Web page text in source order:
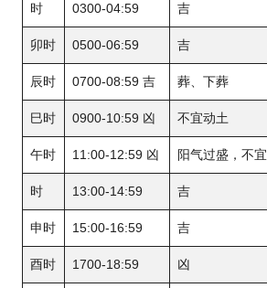
时 0300-04:59 吉
卯时 0500-06:59 吉
辰时 0700-08:59 吉 葬、下葬
巳时 0900-10:59 凶 不宜动土
午时 11:00-12:59 凶 阳气过盛，不宜
时 13:00-14:59 吉
申时 15:00-16:59 吉
酉时 1700-18:59 凶